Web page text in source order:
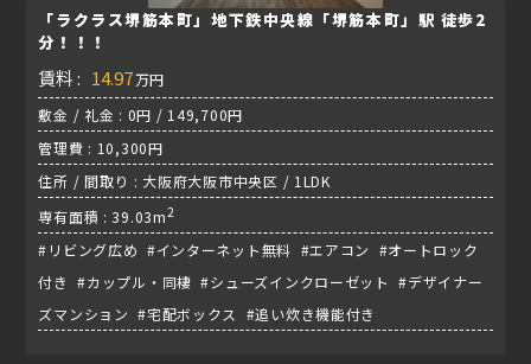
「ラクラス堺筋本町」地下鉄中央線「堺筋本町」駅 徒歩2
分！！！
賃料 : 14.97万円
敷金 / 礼金 : 0円 / 149,700円
管理費 : 10,300円
住所 / 間取り : 大阪府大阪市中央区 / 1LDK
専有面積 : 39.03m2
#リビング広め #インターネット無料 #エアコン #オートロック
付き #カップル・同棲 #シューズインクローゼット #デザイナー
ズマンション #宅配ボックス #追い炊き機能付き